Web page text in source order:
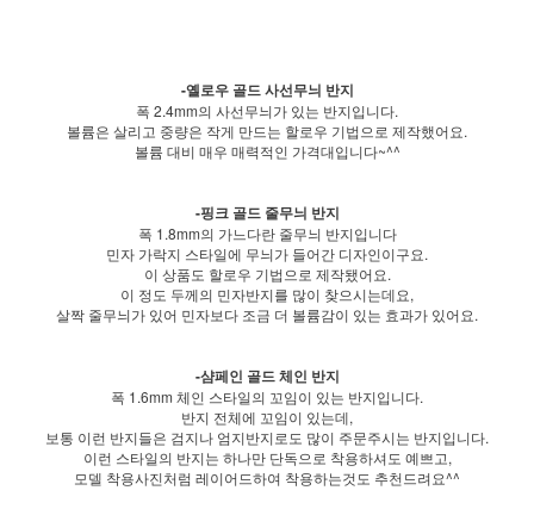
-옐로우 골드 사선무늬 반지
폭 2.4mm의 사선무늬가 있는 반지입니다.
볼륨은 살리고 중량은 작게 만드는 할로우 기법으로 제작했어요.
볼륨 대비 매우 매력적인 가격대입니다~^^
-핑크 골드 줄무늬 반지
폭 1.8mm의 가느다란 줄무늬 반지입니다
민자 가락지 스타일에 무늬가 들어간 디자인이구요.
이 상품도 할로우 기법으로 제작됐어요.
이 정도 두께의 민자반지를 많이 찾으시는데요,
살짝 줄무늬가 있어 민자보다 조금 더 볼륨감이 있는 효과가 있어요.
-샴페인 골드 체인 반지
폭 1.6mm 체인 스타일의 꼬임이 있는 반지입니다.
반지 전체에 꼬임이 있는데,
보통 이런 반지들은 검지나 엄지반지로도 많이 주문주시는 반지입니다.
이런 스타일의 반지는 하나만 단독으로 착용하셔도 예쁘고,
모델 착용사진처럼 레이어드하여 착용하는것도 추천드려요^^